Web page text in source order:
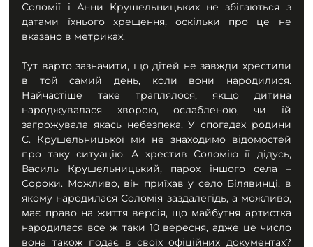
Соломії і Анни Крушельницьких не збігаються з
датами їхнього хрещення, оскільки про це не
вказано в метриках.
Тут варто зазначити, що дітей не завжди хрестили
в той самий день, коли вони народилися.
Найчастіше таке траплялося, якщо дитина
народжувалася хворою, ослабленою, чи їй
загрожувала якась небезпека. У спогадах родини
С. Крушельницької ми не знаходимо відомостей
про таку ситуацію. А хрестив Соломію її дідусь,
Василь Крушельницький, парох іншого села –
Сороки. Можливо, він приїхав у село Білявинці, в
якому народилася Соломія заздалегідь, а можливо,
має право на життя версія, що майбутня артистка
народилася все ж таки 10 вересня, адже це число
вона також подає в своїх офіційних документах?